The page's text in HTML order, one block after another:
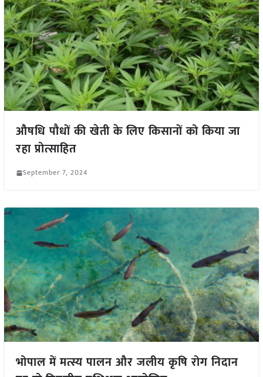
औषधि पौधों की खेती के लिए किसानों को किया जा
रहा प्रोत्साहित
September 7, 2024
भोपाल में मत्स्य पालन और जलीय कृषि रोग निदान